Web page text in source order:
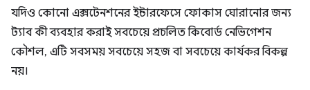
যদিও কোনো এক্সটেনশনের ইন্টারফেসে ফোকাস ঘোরানোর জন্য
ট্যাব কী ব্যবহার করাই সবচেয়ে প্রচলিত কিবোর্ড নেভিগেশন
কৌশল, এটি সবসময় সবচেয়ে সহজ বা সবচেয়ে কার্যকর বিকল্প
নয়।